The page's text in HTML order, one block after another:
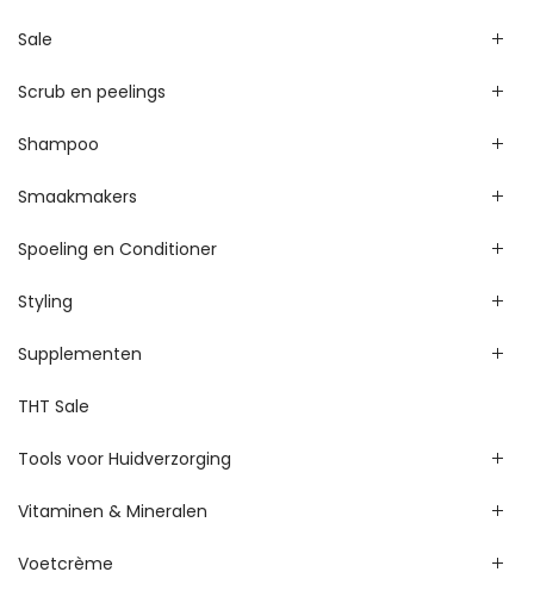
Sale
Scrub en peelings
Shampoo
Smaakmakers
Spoeling en Conditioner
Styling
Supplementen
THT Sale
Tools voor Huidverzorging
Vitaminen & Mineralen
Voetcrème